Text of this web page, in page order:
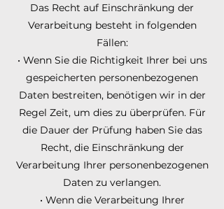
Das Recht auf Einschränkung der
Verarbeitung besteht in folgenden
Fällen:
• Wenn Sie die Richtigkeit Ihrer bei uns
gespeicherten personenbezogenen
Daten bestreiten, benötigen wir in der
Regel Zeit, um dies zu überprüfen. Für
die Dauer der Prüfung haben Sie das
Recht, die Einschränkung der
Verarbeitung Ihrer personenbezogenen
Daten zu verlangen.
• Wenn die Verarbeitung Ihrer